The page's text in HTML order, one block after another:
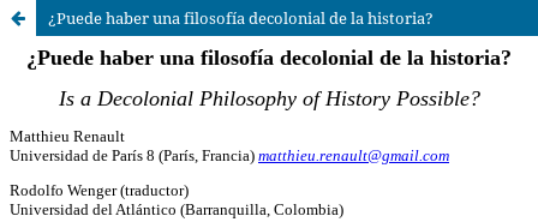
¿Puede haber una filosofía decolonial de la historia?